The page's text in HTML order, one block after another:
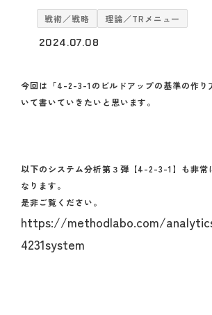
戦術／戦略 理論／TRメニュー
2024.07.08
今回は「4-2-3-1のビルドアップの基準の作り
いて書いていきたいと思います。
以下のシステム分析第３弾【4-2-3-1】も非常
なります。
是非ご覧ください。
https://methodlabo.com/
4231system